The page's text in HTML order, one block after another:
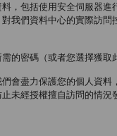
，包括使用安全伺服器
我們資料中心的實際訪
的密碼（或者您選擇獲
會盡力保護您的個人資
未經授權擅自訪問的情況